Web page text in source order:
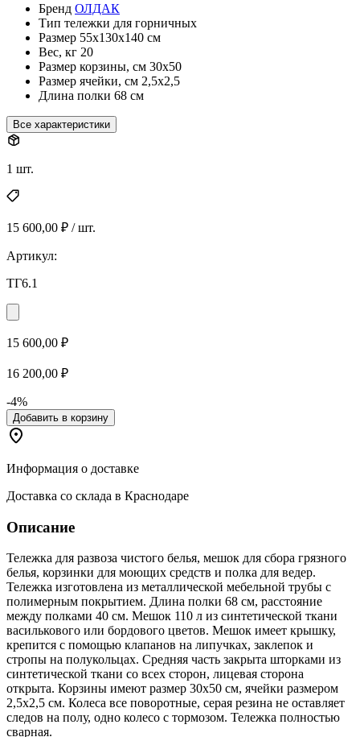
Бренд ОЛДАК
Тип тележки для горничных
Размер 55х130х140 см
Вес, кг 20
Размер корзины, см 30х50
Размер ячейки, см 2,5х2,5
Длина полки 68 см
Все характеристики
1 шт.
15 600,00 ₽ / шт.
Артикул:
ТГ6.1
15 600,00 ₽
16 200,00 ₽
-4%
Добавить в корзину
Информация о доставке
Доставка со склада в Краснодаре
Описание
Тележка для развоза чистого белья, мешок для сбора грязного
белья, корзинки для моющих средств и полка для ведер.
Тележка изготовлена из металлической мебельной трубы с
полимерным покрытием. Длина полки 68 см, расстояние
между полками 40 см. Мешок 110 л из синтетической ткани
василькового или бордового цветов. Мешок имеет крышку,
крепится с помощью клапанов на липучках, заклепок и
стропы на полукольцах. Средняя часть закрыта шторками из
синтетической ткани со всех сторон, лицевая сторона
открыта. Корзины имеют размер 30х50 см, ячейки размером
2,5х2,5 см. Колеса все поворотные, серая резина не оставляет
следов на полу, одно колесо с тормозом. Тележка полностью
сварная.